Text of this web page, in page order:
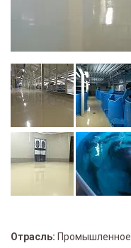
Отрасль: Промышленное